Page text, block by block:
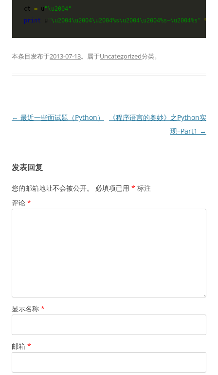
ct = u "\u2004"
print
u "\u2004\u2004\u2004%s\u2004\u2004%s─\u2004%s " %
本条目发布于2013-07-13。属于Uncategorized分类。
文
← 最近一些面试题（Python）
《程序语言的奥妙》之Python实
现–Part1 →
发表回复
您的邮箱地址不会被公开。 必填项已用 * 标注
评论 *
显示名称 *
邮箱 *